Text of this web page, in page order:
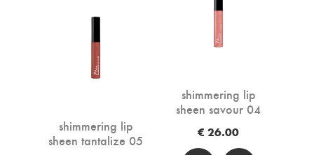
shimmering lip
sheen savour 04
€ 26.00
shimmering lip
sheen tantalize 05